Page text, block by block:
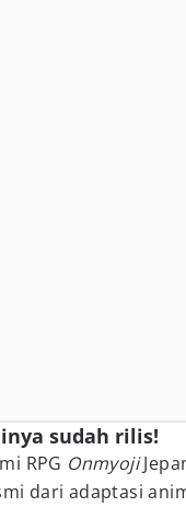
sudah rilis!
RPG Onmyoji
dari adaptasi